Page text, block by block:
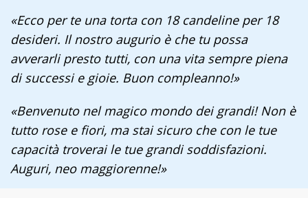
«Ecco per te una torta con 18 candeline per 18
desideri. Il nostro augurio è che tu possa
avverarli presto tutti, con una vita sempre piena
di successi e gioie. Buon compleanno!»
«Benvenuto nel magico mondo dei grandi! Non è
tutto rose e fiori, ma stai sicuro che con le tue
capacità troverai le tue grandi soddisfazioni.
Auguri, neo maggiorenne!»